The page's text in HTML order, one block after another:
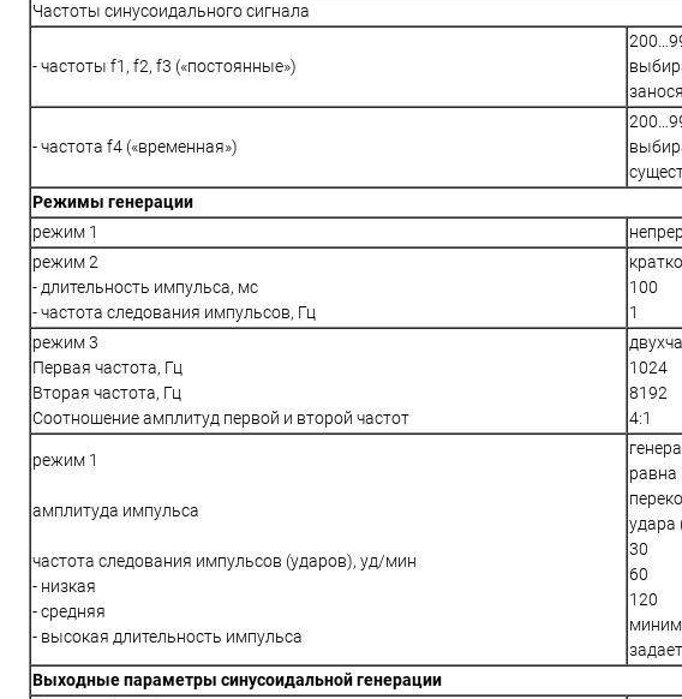
Частоты синусоидального сигнала
- частоты f1, f2, f3 («постоянные»)
- частота f4 («временная»)
Режимы генерации
режим 1
режим 2
- длительность импульса, мс
- частота следования импульсов, Гц
100
1
режим 3
Первая частота, Гц
Вторая частота, Гц
Соотношение амплитуд первой и второй частот
1024
8192
4:1
режим 1
амплитуда импульса
частота следования импульсов (ударов), уд/мин
- низкая
- средняя
- высокая длительность импульса
равна
удара
30
60
120
Выходные параметры синусоидальной генерации